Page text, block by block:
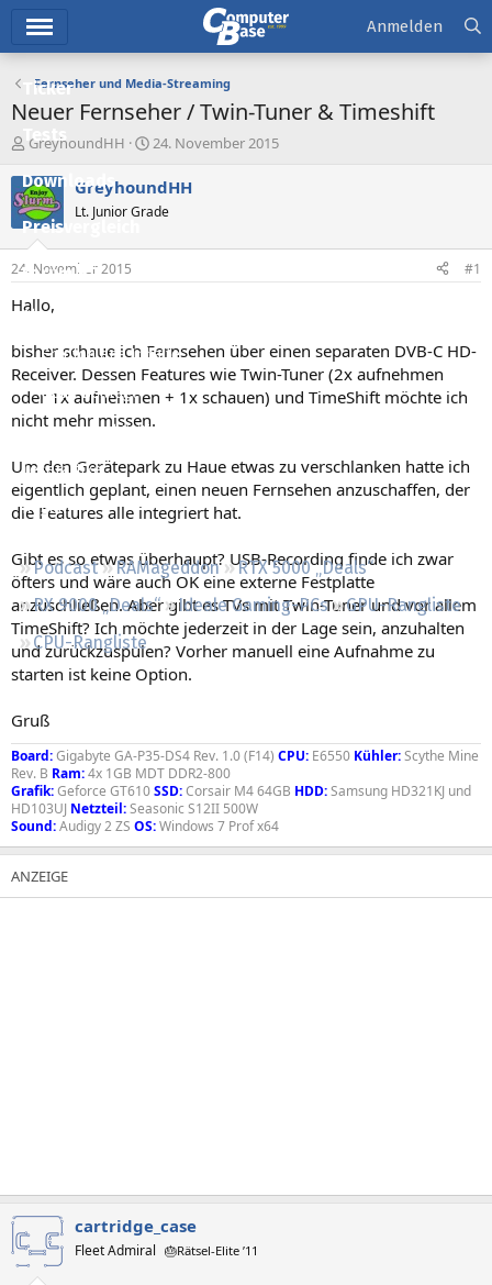
Ticker
Tests
Downloads
Preisvergleich
Forum
Aktuelles
Empfohlene Inhalte
Neue Beiträge
Neueste Aktivitäten
Leserartikel
Regeln
Podcast RAMageddon
RTX 5000 „Deals“
RX 9000 „Deals“
Ideale Gaming-PCs
GPU-Rangliste
CPU-Rangliste
Anmelden
Fernseher und Media-Streaming
Neuer Fernseher / Twin-Tuner & Timeshift
E
s
t
e
e
r
GreyhoundHH
E
s
e
t
24. November 2015
GreyhoundHH
Lt. Junior Grade
24. November 2015 #1
Hallo,
bisher schaue ich Fernsehen über einen separaten DVB-C HD-
Receiver. Dessen Features wie Twin-Tuner (2x aufnehmen
oder 1x aufnehmen + 1x schauen) und TimeShift möchte ich
nicht mehr missen.
Um den Gerätepark zu Haue etwas zu verschlanken hatte ich
eigentlich geplant, einen neuen Fernsehen anzuschaffen, der
die Features alle integriert hat.
Gibt es so etwas überhaupt? USB-Recording finde ich zwar
öfters und wäre auch OK eine externe Festplatte
anzuschließen. Aber gibt es TVs mit Twin-Tuner und vor allem
TimeShift? Ich möchte jederzeit in der Lage sein, anzuhalten
und zurückzuspulen? Vorher manuell eine Aufnahme zu
starten ist keine Option.
Gruß
Board:Gigabyte GA-P35-DS4 Rev. 1.0 (F14) CPU: E6550 Kühler:Scythe Mine
Rev. B Ram:4x 1GB MDT DDR2-800
Grafik:Geforce GT610SSD:Corsair M4 64GB HDD:Samsung HD321KJ und
HD103UJ Netzteil:Seasonic S12II 500W
Sound:Audigy 2 ZS OS:Windows 7 Prof x64
cartridge_case
Fleet Admiral 🎂Rätsel-Elite ’11